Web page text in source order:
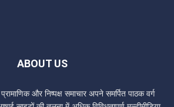
ABOUT US
और निष्पक्ष समाचार अपने समर्पित पाठक वर्ग